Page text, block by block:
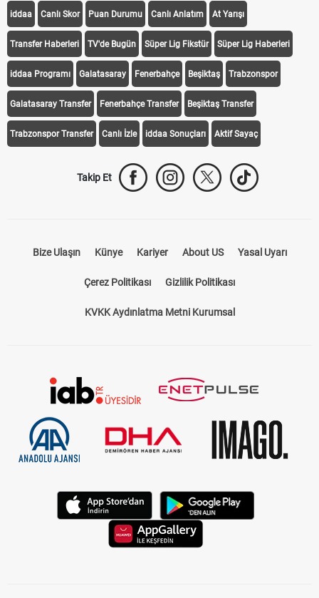
iddaa Canlı Skor Puan Durumu Canlı Anlatım At Yarışı
Transfer Haberleri TV'de Bugün Süper Lig Fikstür Süper Lig Haberleri
iddaa Programı Galatasaray Fenerbahçe Beşiktaş Trabzonspor
Galatasaray Transfer Fenerbahçe Transfer Beşiktaş Transfer
Trabzonspor Transfer Canlı İzle iddaa Sonuçları Aktif Sayaç
Takip Et
Bize Ulaşın Künye Kariyer About US Yasal Uyarı
Çerez Politikası Gizlilik Politikası
KVKK Aydınlatma Metni Kurumsal